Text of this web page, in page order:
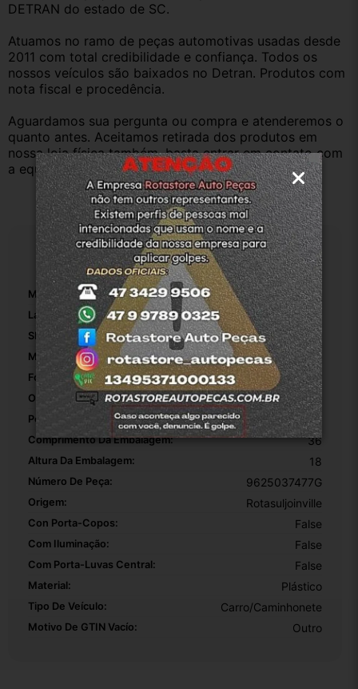
DETRAN do estado de SC.
Atuamos no ramo de peças automotivas usadas desde
2011 com total credibilidade e confiança. Todos os
nossos veículos são baixados no Detran. Produtos com
nota fiscal e procedência.
Aguardamos sua pergunta ou compra e atenderemos o
quanto antes. Aceitamos retirada dos produtos em
nossa loja física também, basta entrar em contato com
a equipe Rotasul e tiramos suas dúvidas.
Especificações
Marca: Peugeot
Largura Da Embalagem: 16
SKU: 4-9930
Modelo: 206
Fonte Do Produto: BRASIL
OEM: 1
Peso Da Embalagem: 0.450
Comprimento Da Embalagem: 36
Altura Da Embalagem: 18
Número De Peça: 9625037477G
Origem: Rotasuljoinville
Con Porta-Copos: False
Com Iluminação: False
Com Porta-Luvas Central: False
Material: Plástico
Tipo De Veículo: Carro/Caminhonete
Motivo De GTIN Vacío: Outro